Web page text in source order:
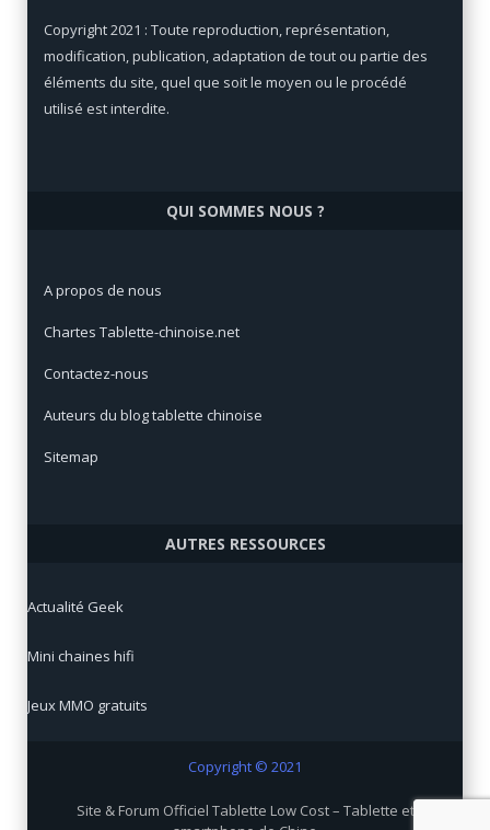
Qualité/prix:92 / 100
Prix: €
Copyright 2021 : Toute reproduction, représentation,
modification, publication, adaptation de tout ou partie des
éléments du site, quel que soit le moyen ou le procédé
utilisé est interdite.
QUI SOMMES NOUS ?
A propos de nous
Chartes Tablette-chinoise.net
Contactez-nous
Auteurs du blog tablette chinoise
Sitemap
AUTRES RESSOURCES
Actualité Geek
Mini chaines hifi
Jeux MMO gratuits
Copyright © 2021
Site & Forum Officiel Tablette Low Cost – Tablette et